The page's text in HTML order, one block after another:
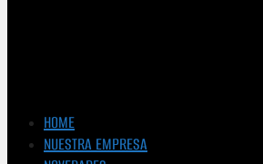
HOME
NUESTRA EMPRESA